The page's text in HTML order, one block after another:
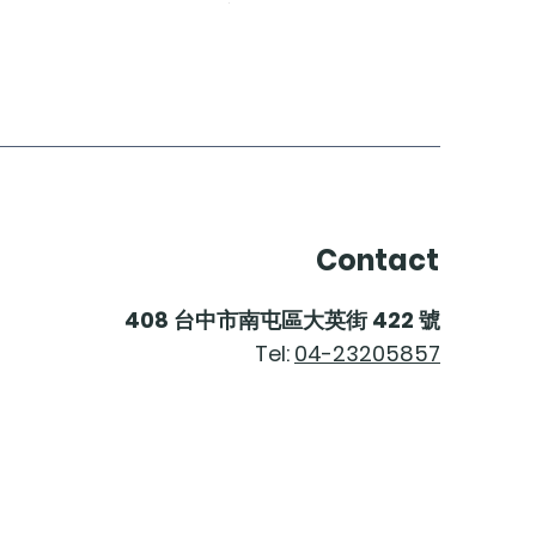
Contact
408 台中市南屯區大英街422 號
Tel: 04-23205857